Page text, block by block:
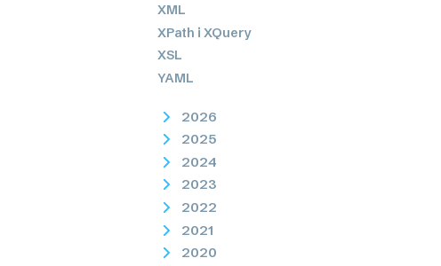
XML
XPath i XQuery
XSL
YAML
2026
2025
2024
2023
2022
2021
2020